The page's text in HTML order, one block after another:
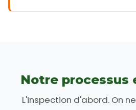
Notre processus
L'inspection d'abord. On